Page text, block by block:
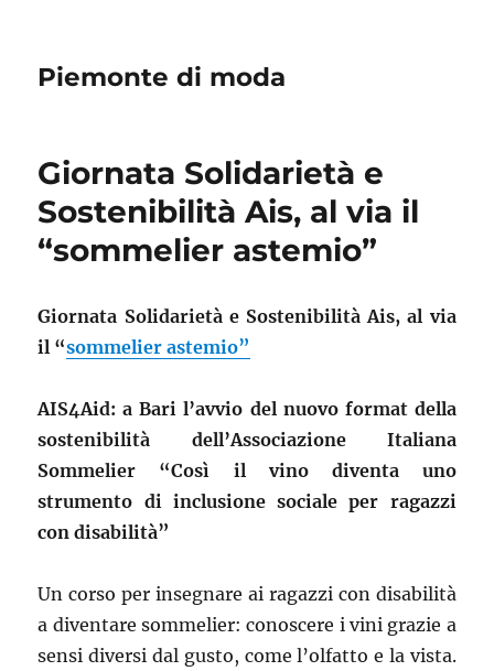
Piemonte di moda
Giornata Solidarietà e
Sostenibilità Ais, al via il
“sommelier astemio”
Giornata Solidarietà e Sostenibilità Ais, al via
il “sommelier astemio”
AIS4Aid: a Bari l’avvio del nuovo format della
sostenibilità dell’Associazione Italiana
Sommelier “Così il vino diventa uno
strumento di inclusione sociale per ragazzi
con disabilità”
Un corso per insegnare ai ragazzi con disabilità
a diventare sommelier: conoscere i vini grazie a
sensi diversi dal gusto, come l’olfatto e la vista.